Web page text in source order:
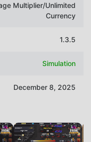
Multiplier/Unlimited
Currency
1.3.5
Simulation
December 8, 2025